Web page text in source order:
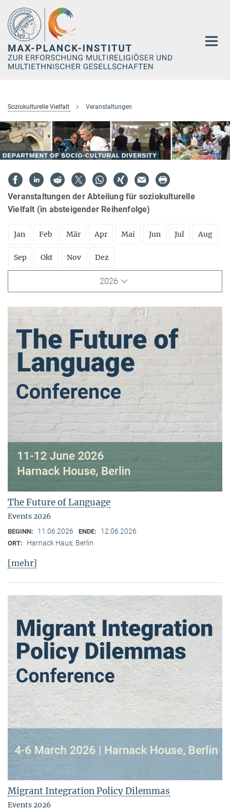
Hauptinhalt
Soziokulturelle Vielfalt Veranstaltungen
Veranstaltungen der Abteilung für soziokulturelle
Vielfalt (in absteigender Reihenfolge)
Jan Feb Mär Apr Mai Jun Jul Aug
Sep Okt Nov Dez
2026
The Future of Language
Events 2026
BEGINN: 11.06.2026 ENDE: 12.06.2026
ORT: Harnack Haus, Berlin
[mehr]
Migrant Integration Policy Dilemmas
Events 2026